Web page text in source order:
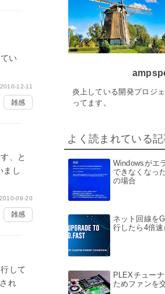
い
2010-12-11
雑感
、と
まし
2010-09-20
雑感
して
れ
炎上している開発プロジ
ってます。
よく読まれている
Windowsがエ
できなくなっ
の場合
ネット回線を
行したら4倍速
PLEXチュー
ためファンを